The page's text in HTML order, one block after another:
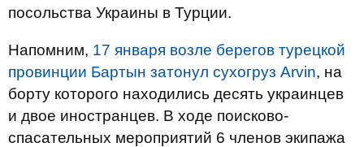
посольства Украины в Турции.
Напомним, 17 января возле берегов турецкой
провинции Бартын затонул сухогруз Arvin, на
борту которого находились десять украинцев
и двое иностранцев. В ходе поисково-
спасательных мероприятий 6 членов экипажа